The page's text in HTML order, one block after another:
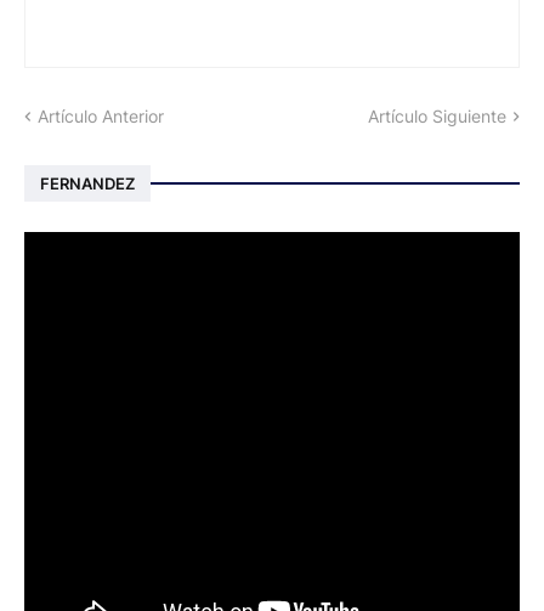
Artículo Anterior Artículo Siguiente
FERNANDEZ